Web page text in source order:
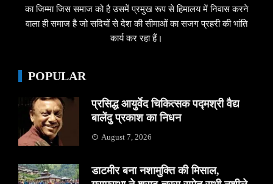
का जिम्मा जिस समाज को है उसमें प्रमुख रूप से हिमालय में निवास करने
वाला ही समाज है जो सदियों से देश की सीमाओं का सजग प्रहरी की भांति
कार्य कर रहा हैं।
POPULAR
प्रसिद्ध आयुर्वेद चिकित्सक पद्मश्री वैद्य
बालेंदु प्रकाश का निधन
August 7, 2026
डाटमीर बना नशामुक्ति की मिसाल,